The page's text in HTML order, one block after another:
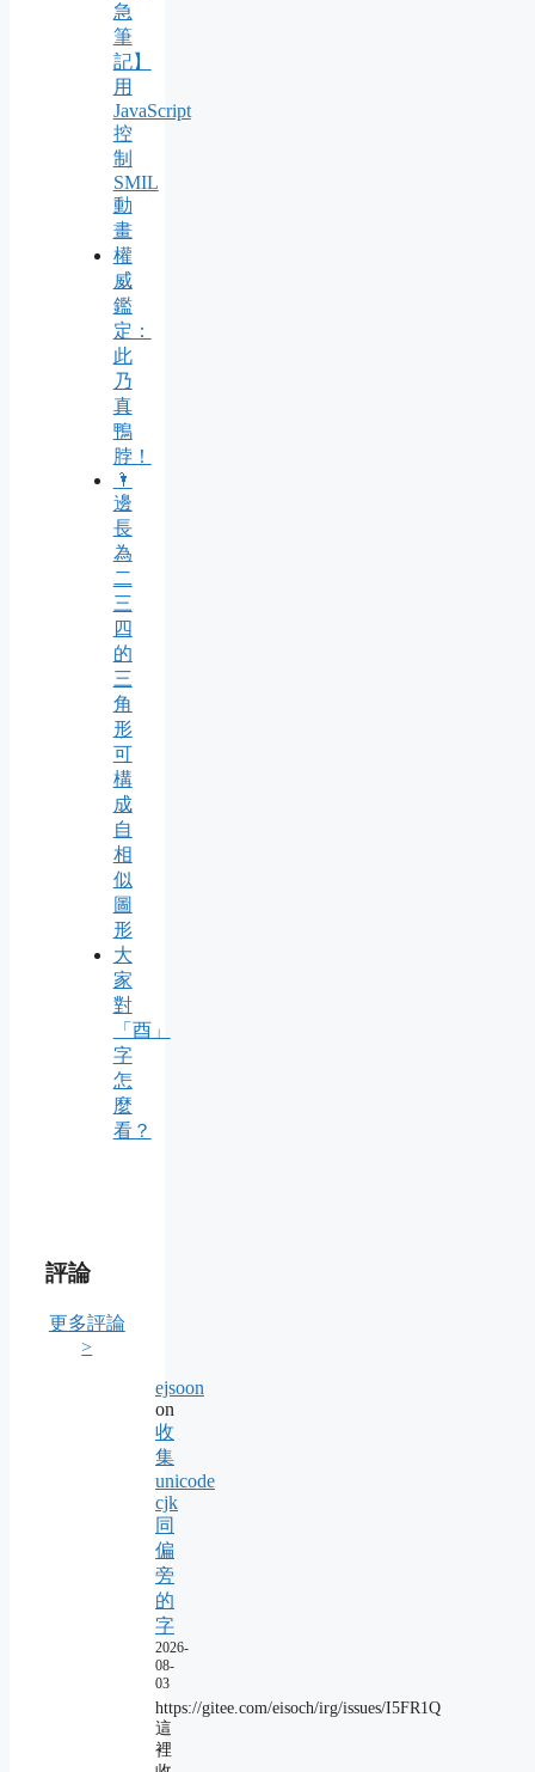
急
筆
記】
用
JavaScript
控
制
SMIL
動
畫
權
威
鑑
定：
此
乃
真
鴨
脖！
🌂
邊
長
為
二
三
四
的
三
角
形
可
構
成
自
相
似
圖
形
大
家
對
「酉」
字
怎
麼
看？
評論
更多評論
>
ejsoon
on
收
集
unicode
cjk
同
偏
旁
的
字
2026-
08-
03
https://gitee.com/eisoch/irg/issues/I5FR1Q
這
裡